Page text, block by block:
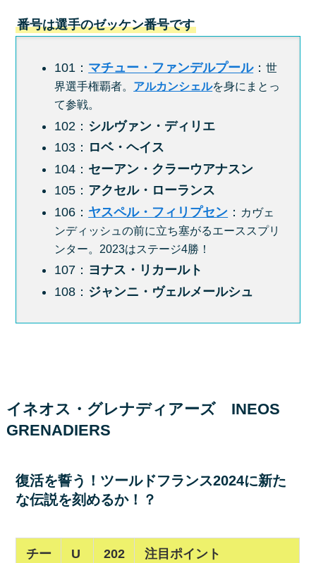
番号は選手のゼッケン番号です
101： マチュー・ファンデルプール：世
界選手権覇者。 アルカンシェルを身にまとっ
て参戦。
102： シルヴァン・ディリエ
103： ロベ・ヘイス
104： セーアン・クラーウアナスン
105： アクセル・ローランス
106： ヤスペル・フィリプセン ： カヴェ
ンディッシュの前に立ち塞がるエーススプリ
ンター。2023はステージ4勝！
107： ヨナス・リカールト
108： ジャンニ・ヴェルメールシュ
イネオス・グレナディアーズ INEOS
GRENADIERS
復活を誓う！ツールドフランス2024に新た
な伝説を刻めるか！？
チー
U
202
注目ポイント